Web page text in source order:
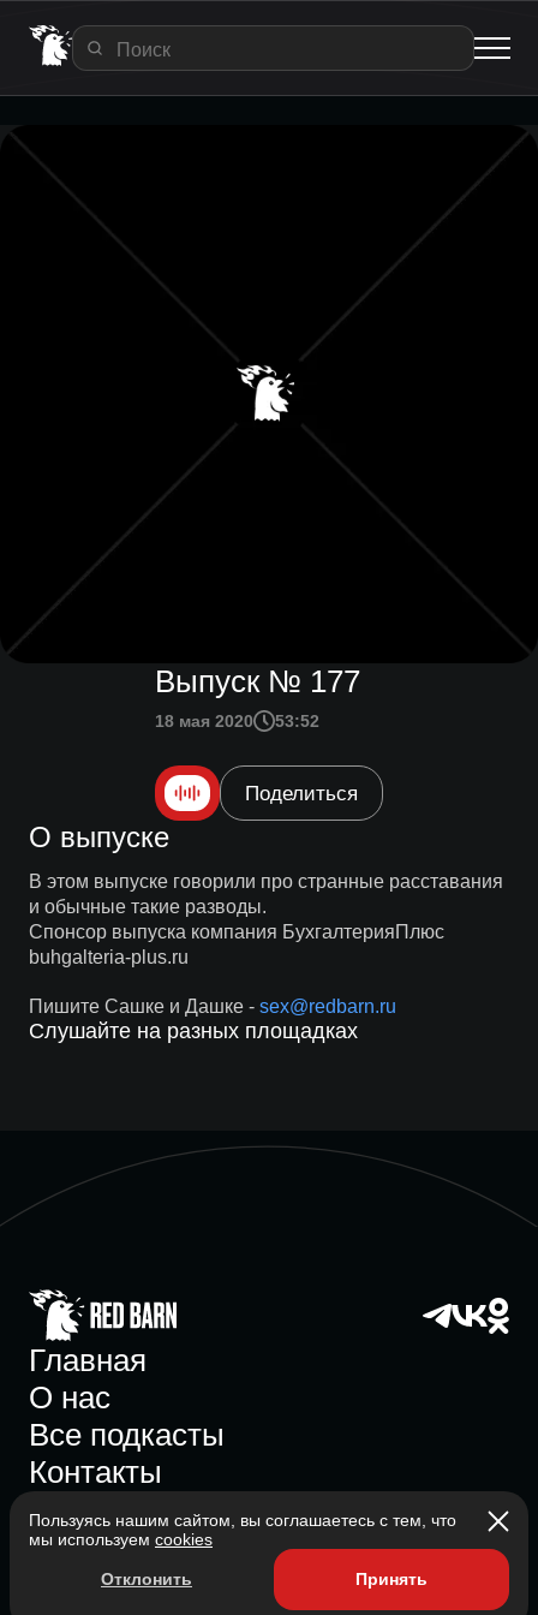
Выпуск № 177
18 мая 2020 53:52
Поделиться
О выпуске
В этом выпуске говорили про странные расставания
и обычные такие разводы.
Спонсор выпуска компания БухгалтерияПлюс
buhgalteria-plus.ru
Пишите Сашке и Дашке - sex@redbarn.ru
Слушайте на разных площадках
Главная
О нас
Все подкасты
Контакты
Состоит в ассоциации с 2023
Пользуясь нашим сайтом, вы соглашаетесь с тем, что
мы используем cookies
Отклонить Принять